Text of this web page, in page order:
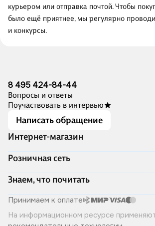
курьером или отправка почтой. Чтобы
было ещё приятнее, мы регулярно
и конкурсы.
8 495 424-84-44
Вопросы и ответы
Поучаствовать в интервью
Написать обращение
Интернет-магазин
Акции
Доставка и оплата
Программа лояльности
Подарочные сертификаты
Правила продажи
Политика конфиденциальности
Розничная сеть
Адреса магазинов
Книжный Дозор
О компании
Читай-город для бизнеса
Хотите у нас работать?
Знаем, что почитать
Скоро в продаже
Лучшие из лучших
Принимаем к оплате
На информационном ресурсе